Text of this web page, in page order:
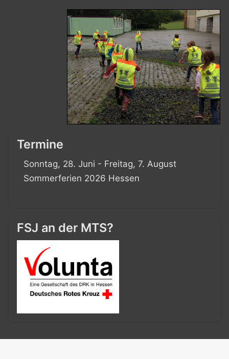
Termine
Sonntag, 28. Juni - Freitag, 7. August
Sommerferien 2026 Hessen
FSJ an der MTS?